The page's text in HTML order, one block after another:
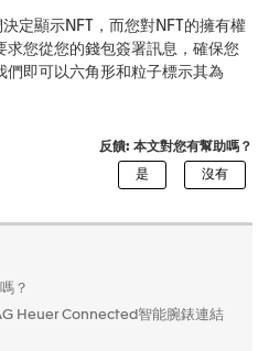
定顯示NFT，而您對NFT的擁有權
求您從您的錢包簽署訊息，確保您
即可以六角形和粒子標示其為
反饋: 本文對您有幫助嗎？
？
Heuer Connected智能腕錶連結